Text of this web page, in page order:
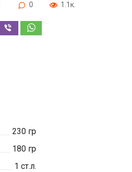
0 1.1к.
230гр
180гр
1 ст.л.